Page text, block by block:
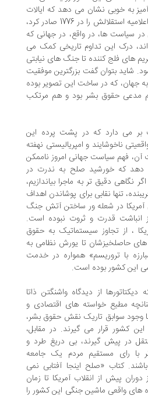
نشان می دهد که ایالات
متحده امروز، همانی است که اعلامیه استقلالش را در 1776 صادر کرد،
ها، در واقع، در جهانی که
این تداوم تاریخی کمک می
فلج کننده تا جنگ های نیابتی
بتوان گفت بزرگترین موفقیت
که در ساخت این تصویر بوده
بشر بود و هم مرتکب
دارد که در پشت پرده این
و امپریالیستی نهفته
سیاست جهانی امروز ناممکن
خورشید صلح به ندرت در
دقیق تر به ماجرا بیاندازیم،
نقابی برای پوشاندن اهداف
در شعله ور ساختن آتش جنگ
قدرت و ثروت نبوده است.
تجاوز سیستماتیک به حقوق
تا یورش نظامی به
تروریسم» همواره در خدمت
بوده است.
از دیدگاه واشنگتن ذاتا
خواسته های اقتصادی و
سوابق تاریک نقش حقوق بشر،
قرار می گیرند. در مقابل،
گیرند، بی دریغ طرد و
مستقیم مردم یک جامعه
«صلح اینجا آفتابی نمی
از انقلاب آمریکا تا زمان
ماشین جنگی این کشور را